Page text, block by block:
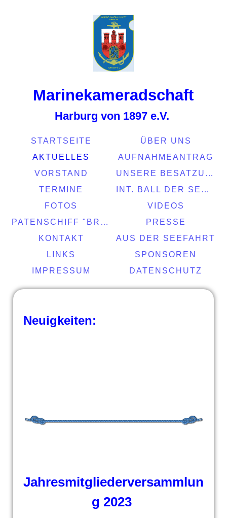
Marinekameradschaft
Harburg von 1897 e.V.
STARTSEITE
ÜBER UNS
AKTUELLES
AUFNAHMEANTRAG
VORSTAND
UNSERE BESATZUNG
TERMINE
INT. BALL DER SEEFAHRT 2022
FOTOS
VIDEOS
PATENSCHIFF "BRASIL"
PRESSE
KONTAKT
AUS DER SEEFAHRT
LINKS
SPONSOREN
IMPRESSUM
DATENSCHUTZ
Neuigkeiten:
Jahresmitgliederversammlun
g 2023